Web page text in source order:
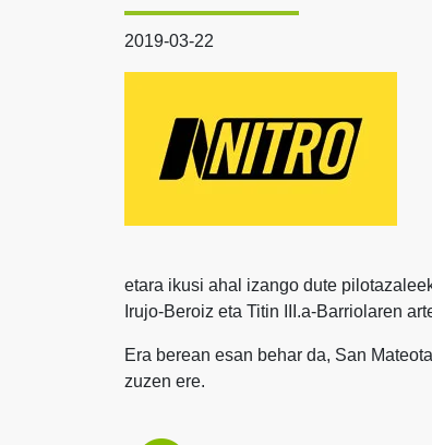
2019-03-22
etara ikusi ahal izango dute
Irujo-Beroiz eta Titin III.a-Barriolaren
Era berean esan behar da, San
zuzen ere.